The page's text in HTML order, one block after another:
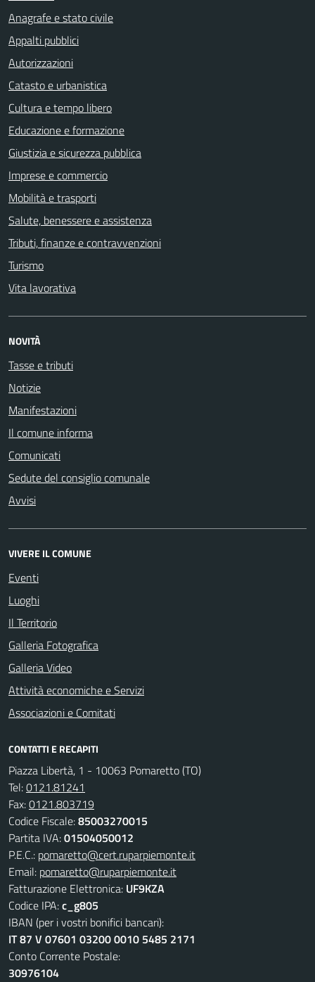
Anagrafe e stato civile
Appalti pubblici
Autorizzazioni
Catasto e urbanistica
Cultura e tempo libero
Educazione e formazione
Giustizia e sicurezza pubblica
Imprese e commercio
Mobilità e trasporti
Salute, benessere e assistenza
Tributi, finanze e contravvenzioni
Turismo
Vita lavorativa
NOVITÀ
Tasse e tributi
Notizie
Manifestazioni
Il comune informa
Comunicati
Sedute del consiglio comunale
Avvisi
VIVERE IL COMUNE
Eventi
Luoghi
Il Territorio
Galleria Fotografica
Galleria Video
Attività economiche e Servizi
Associazioni e Comitati
CONTATTI E RECAPITI
Piazza Libertà, 1 - 10063 Pomaretto (TO)
Tel:0121.81241
Fax:0121.803719
Codice Fiscale:85003270015
Partita IVA:01504050012
P.E.C.: pomaretto@cert.ruparpiemonte.it
Email: pomaretto@ruparpiemonte.it
Fatturazione Elettronica: UF9KZA
Codice IPA:c_g805
IBAN (per i vostri bonifici bancari):
IT 87 V 07601 03200 0010 5485 2171
Conto Corrente Postale:
30976104